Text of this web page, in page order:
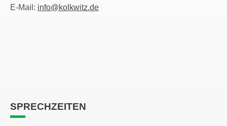
E-Mail: info@kolkwitz.de
SPRECHZEITEN